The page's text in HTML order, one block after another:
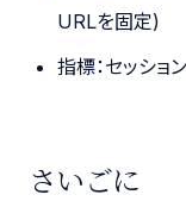
URLを固定)
指標：セッション
さいごに